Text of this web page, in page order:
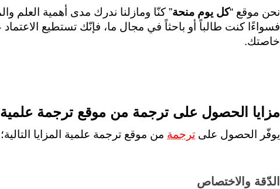
نحن موقع “كل يوم منحة
خاصتك.
مزايا الحصول على ترجمة من موقع ترجمة علمية
يوفّر الحصول على ترجمة من موقع ترجمة علمية المزايا التالية؛
الدّقة والاختصاص